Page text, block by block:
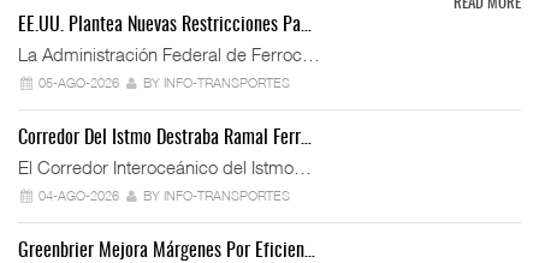
READ MORE
EE.UU. Plantea Nuevas Restricciones Pa…
La Administración Federal de Ferroc…
05-AGO-2026 BY INFO-TRANSPORTES
Corredor Del Istmo Destraba Ramal Ferr…
El Corredor Interoceánico del Istmo…
04-AGO-2026 BY INFO-TRANSPORTES
Greenbrier Mejora Márgenes Por Eficien…